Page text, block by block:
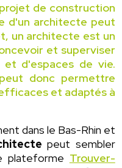
de construction
d'un architecte peut
un architecte est un
et superviser
d'espaces de vie.
donc permettre
et adaptés à
dans le Bas-Rhin et
peut sembler
plateforme Trouver-